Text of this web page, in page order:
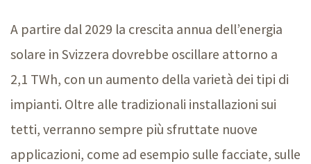
A partire dal 2029 la crescita annua dell’energia
solare in Svizzera dovrebbe oscillare attorno a
2,1 TWh, con un aumento della varietà dei tipi di
impianti. Oltre alle tradizionali installazioni sui
tetti, verranno sempre più sfruttate nuove
applicazioni, come ad esempio sulle facciate, sulle